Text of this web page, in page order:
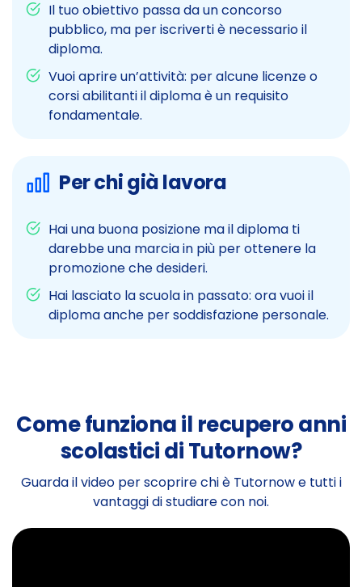
Il tuo obiettivo passa da un concorso
pubblico, ma per iscriverti è necessario il
diploma.
Vuoi aprire un’attività: per alcune licenze o
corsi abilitanti il diploma è un requisito
fondamentale.
Per chi già lavora
Hai una buona posizione ma il diploma ti
darebbe una marcia in più per ottenere la
promozione che desideri.
Hai lasciato la scuola in passato: ora vuoi il
diploma anche per soddisfazione personale.
Come funziona il recupero anni
scolastici di Tutornow?
Guarda il video per scoprire chi è Tutornow e tutti i
vantaggi di studiare con noi.